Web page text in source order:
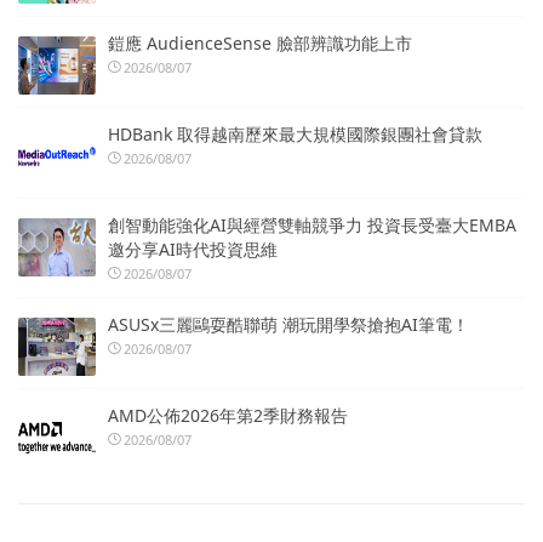
鎧應 AudienceSense 臉部辨識功能上市
2026/08/07
HDBank 取得越南歷來最大規模國際銀團社會貸款
2026/08/07
創智動能強化AI與經營雙軸競爭力 投資長受臺大EMBA
邀分享AI時代投資思維
2026/08/07
ASUSx三麗鷗耍酷聯萌 潮玩開學祭搶抱AI筆電！
2026/08/07
AMD公佈2026年第2季財務報告
2026/08/07